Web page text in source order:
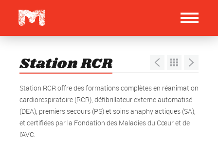
Station RCR
Station RCR offre des formations complètes en réanimation
cardiorespiratoire (RCR), défibrillateur externe automatisé
(DEA), premiers secours (PS) et soins anaphylactiques (SA),
et certifiées par la Fondation des Maladies du Cœur et de
l’AVC.